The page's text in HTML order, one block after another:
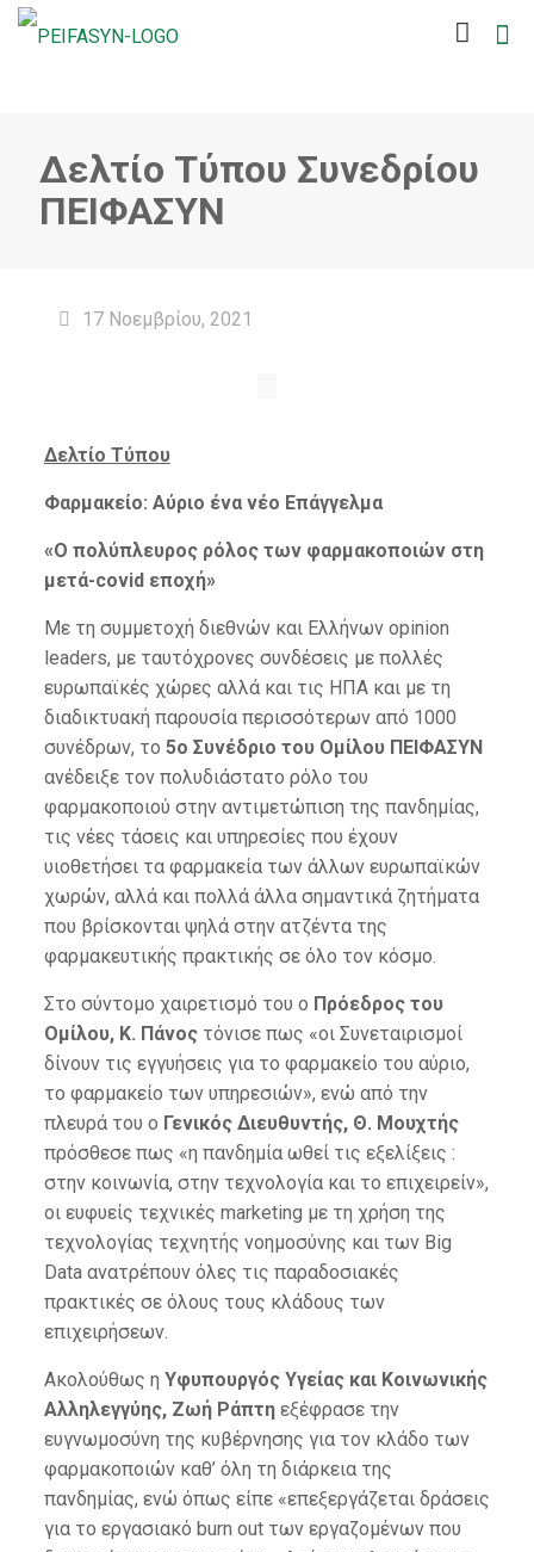
Δελτίο Τύπου Συνεδρίου
ΠΕΙΦΑΣΥΝ
17 Νοεμβρίου, 2021
Δελτίο Τύπου
Φαρμακείο: Αύριο ένα νέο Επάγγελμα
«Ο πολύπλευρος ρόλος των φαρμακοποιών στη
μετά-covid εποχή»
Με τη συμμετοχή διεθνών και Ελλήνων opinion
leaders, με ταυτόχρονες συνδέσεις με πολλές
ευρωπαϊκές χώρες αλλά και τις ΗΠΑ και με τη
διαδικτυακή παρουσία περισσότερων από 1000
συνέδρων, το 5ο Συνέδριο του Ομίλου ΠΕΙΦΑΣΥΝ
ανέδειξε τον πολυδιάστατο ρόλο του
φαρμακοποιού στην αντιμετώπιση της πανδημίας,
τις νέες τάσεις και υπηρεσίες που έχουν
υιοθετήσει τα φαρμακεία των άλλων ευρωπαϊκών
χωρών, αλλά και πολλά άλλα σημαντικά ζητήματα
που βρίσκονται ψηλά στην ατζέντα της
φαρμακευτικής πρακτικής σε όλο τον κόσμο.
Στο σύντομο χαιρετισμό του ο Πρόεδρος του
Ομίλου, Κ. Πάνοςτόνισε πως «οι Συνεταιρισμοί
δίνουν τις εγγυήσεις για το φαρμακείο του αύριο,
το φαρμακείο των υπηρεσιών», ενώ από την
πλευρά του ο Γενικός Διευθυντής, Θ. Μουχτής
πρόσθεσε πως «η πανδημία ωθεί τις εξελίξεις :
στην κοινωνία, στην τεχνολογία και το επιχειρείν»,
οι ευφυείς τεχνικές marketing με τη χρήση της
τεχνολογίας τεχνητής νοημοσύνης και των Big
Data ανατρέπουν όλες τις παραδοσιακές
πρακτικές σε όλους τους κλάδους των
επιχειρήσεων.
Ακολούθως η Υφυπουργός Υγείας και Κοινωνικής
Αλληλεγγύης, Ζωή Ράπτηεξέφρασε την
ευγνωμοσύνη της κυβέρνησης για τον κλάδο των
φαρμακοποιών καθ’ όλη τη διάρκεια της
πανδημίας, ενώ όπως είπε «επεξεργάζεται δράσεις
για το εργασιακό burn out των εργαζομένων που